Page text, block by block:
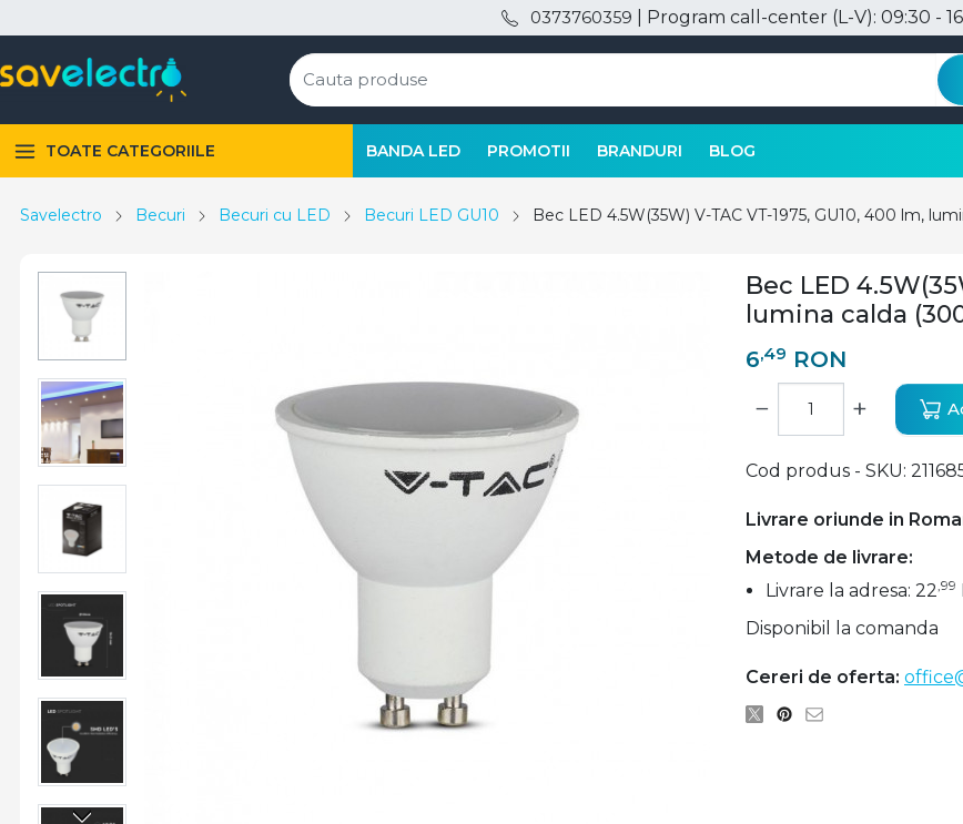
0373760359 | Program call-center (L-V): 09:30 -
TOATE CATEGORIILE BANDA LED PROMOTII BRANDURI BLOG
Savelectro Becuri Becuri cu LED Becuri LED GU10 Bec LED 4.5W(35W) V-TAC VT-1975, GU10, 400 lm,
Bec LED
lumina calda
6,49 RON
Livrare oriunde in
Cod produs - SKU
Metode de livrare:
Livrare la adresa: 22,99
Disponibil la comanda
− +
Cereri de oferta: